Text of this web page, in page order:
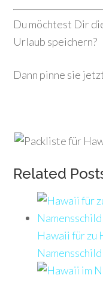
Du möchtest Dir
Urlaub speichern?
Dann pinne sie
Related
Hawaii für zu
Namensschild